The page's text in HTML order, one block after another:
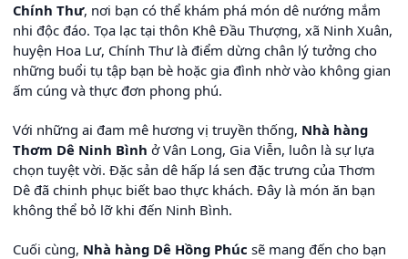
Chính Thư, nơi bạn có thể khám phá món dê nướng mắm
nhi độc đáo. Tọa lạc tại thôn Khê Đầu Thượng, xã Ninh Xuân,
huyện Hoa Lư, Chính Thư là điểm dừng chân lý tưởng cho
những buổi tụ tập bạn bè hoặc gia đình nhờ vào không gian
ấm cúng và thực đơn phong phú.
Với những ai đam mê hương vị truyền thống, Nhà hàng
Thơm Dê Ninh Bình ở Vân Long, Gia Viễn, luôn là sự lựa
chọn tuyệt vời. Đặc sản dê hấp lá sen đặc trưng của Thơm
Dê đã chinh phục biết bao thực khách. Đây là món ăn bạn
không thể bỏ lỡ khi đến Ninh Bình.
Cuối cùng, Nhà hàng Dê Hồng Phúc sẽ mang đến cho bạn